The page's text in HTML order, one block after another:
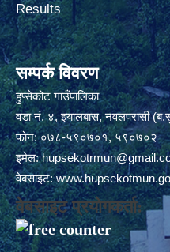
Results
सम्पर्क विवरण
हुप्सेकोट गाउँपालिका
वडा नं. ४, झ्यालबास, नवलपरासी
फोन: ०७८-५९०७०१, ५९०७०२
इमेल:
वेबसाइट:
वेबसाइट प्रयोगकर्ता: